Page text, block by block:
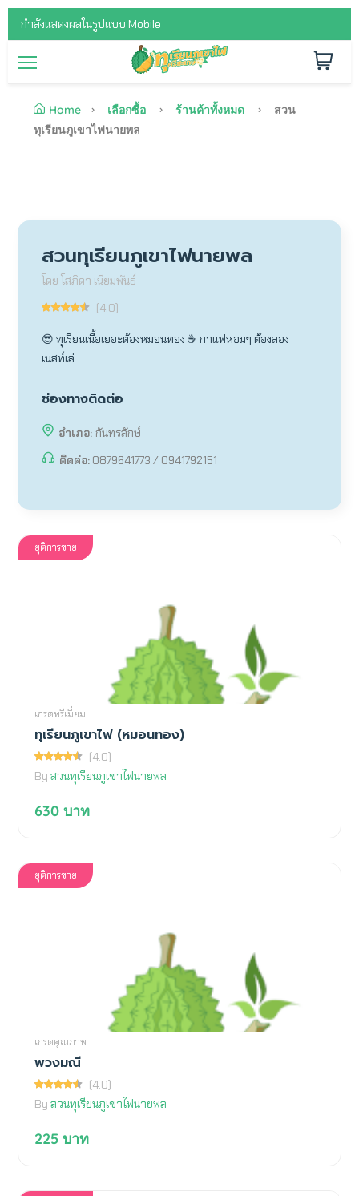
กำลังแสดงผลในรูปแบบ Mobile
Home เลือกซื้อ ร้านค้าทั้งหมด
สวน
ทุเรียนภูเขาไฟนายพล
สวนทุเรียนภูเขาไฟนายพล
โดย โสภิดา เนียมพันธ์
(4.0)
😎 ทุเรียนเนื้อเยอะต้องหมอนทอง ☕️ กาแฟหอมๆ ต้องลอง
เนสท์เล่
ช่องทางติดต่อ
อำเภอ: กันทรลักษ์
ติดต่อ: 0879641773 / 0941792151
ยุติการขาย
เกรดพรีเมี่ยม
ทุเรียนภูเขาไฟ (หมอนทอง)
(4.0)
By สวนทุเรียนภูเขาไฟนายพล
630 บาท
ยุติการขาย
เกรดคุณภาพ
พวงมณี
(4.0)
By สวนทุเรียนภูเขาไฟนายพล
225 บาท